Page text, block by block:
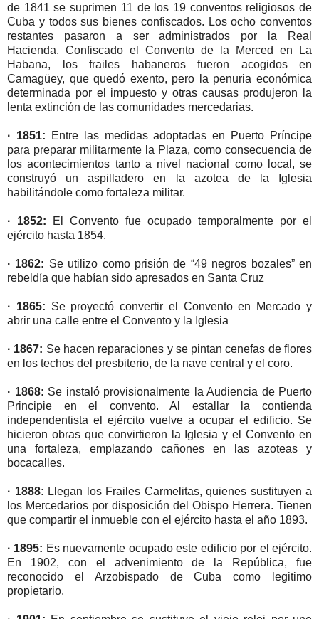
de 1841 se suprimen 11 de los 19 conventos religiosos de
Cuba y todos sus bienes confiscados. Los ocho conventos
restantes pasaron a ser administrados por la Real
Hacienda. Confiscado el Convento de la Merced en La
Habana, los frailes habaneros fueron acogidos en
Camagüey, que quedó exento, pero la penuria económica
determinada por el impuesto y otras causas produjeron la
lenta extinción de las comunidades mercedarias.
· 1851: Entre las medidas adoptadas en Puerto Príncipe
para preparar militarmente la Plaza, como consecuencia de
los acontecimientos tanto a nivel nacional como local, se
construyó un aspilladero en la azotea de la Iglesia
habilitándole como fortaleza militar.
· 1852: El Convento fue ocupado temporalmente por el
ejército hasta 1854.
· 1862: Se utilizo como prisión de “49 negros bozales” en
rebeldía que habían sido apresados en Santa Cruz
· 1865: Se proyectó convertir el Convento en Mercado y
abrir una calle entre el Convento y la Iglesia
· 1867: Se hacen reparaciones y se pintan cenefas de flores
en los techos del presbiterio, de la nave central y el coro.
· 1868: Se instaló provisionalmente la Audiencia de Puerto
Principie en el convento. Al estallar la contienda
independentista el ejército vuelve a ocupar el edificio. Se
hicieron obras que convirtieron la Iglesia y el Convento en
una fortaleza, emplazando cañones en las azoteas y
bocacalles.
· 1888: Llegan los Frailes Carmelitas, quienes sustituyen a
los Mercedarios por disposición del Obispo Herrera. Tienen
que compartir el inmueble con el ejército hasta el año 1893.
· 1895: Es nuevamente ocupado este edificio por el ejército.
En 1902, con el advenimiento de la República, fue
reconocido el Arzobispado de Cuba como legitimo
propietario.